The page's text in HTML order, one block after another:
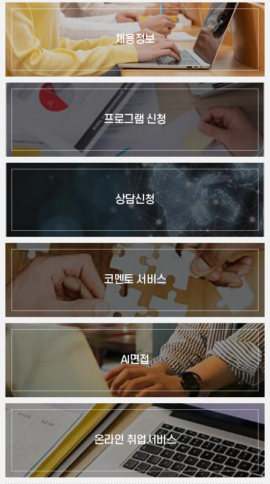
채용정보
프로그램 신청
상담신청
코멘토 서비스
AI면접
온라인 취업서비스